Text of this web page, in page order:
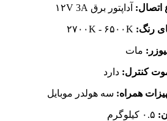
اتصال: آداپتور برق ۱۲V 3A
رنگ:
مات
کنترل: دارد
همراه: سه هولدر موبایل